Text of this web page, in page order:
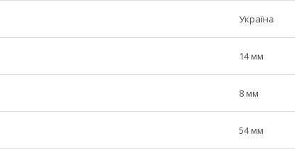
Україна
14 мм
8 мм
54 мм